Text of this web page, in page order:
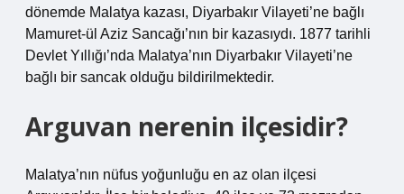
dönemde Malatya kazası, Diyarbakır Vilayeti’ne bağlı
Mamuret-ül Aziz Sancağı’nın bir kazasıydı. 1877 tarihli
Devlet Yıllığı’nda Malatya’nın Diyarbakır Vilayeti’ne
bağlı bir sancak olduğu bildirilmektedir.
Arguvan nerenin ilçesidir?
Malatya’nın nüfus yoğunluğu en az olan ilçesi